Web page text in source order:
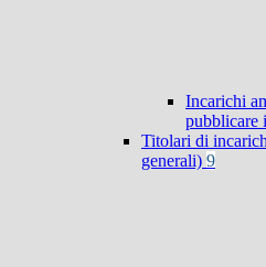
Incarichi
pubblicare
Titolari di
generali) 9